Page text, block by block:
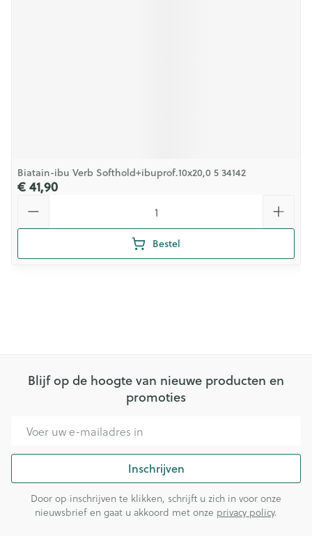
Biatain-ibu Verb Softhold+ibuprof.10x20,0 5 34142
€ 41,90
Bestel
Blijf op de hoogte van nieuwe producten en
promoties
Inschrijven
Door op inschrijven te klikken, schrijft u zich in voor onze
nieuwsbrief en gaat u akkoord met onze privacy policy.